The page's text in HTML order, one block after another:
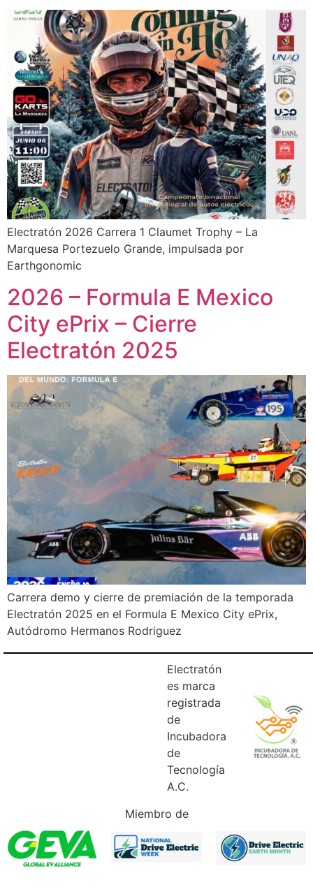
Electratón 2026 Carrera 1 Claumet Trophy – La
Marquesa Portezuelo Grande, impulsada por
Earthgonomic
2026 – Formula E Mexico
City ePrix – Cierre
Electratón 2025
Carrera demo y cierre de premiación de la temporada
Electratón 2025 en el Formula E Mexico City ePrix,
Autódromo Hermanos Rodriguez
Electratón
es marca
registrada
de
Incubadora
de
Tecnología
A.C.
Miembro de